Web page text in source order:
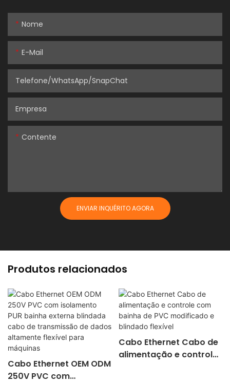
Nome
E-Mail
Telefone/WhatsApp/SnapChat
Empresa
Contente
ENVIAR INQUÉRITO AGORA
Produtos relacionados
Cabo Ethernet OEM ODM
250V PVC com
Cabo Ethernet Cabo de
alimentação e controle